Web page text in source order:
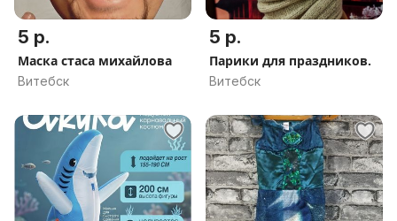
5 р.
Маска стаса михайлова
Витебск
5 р.
Парики для праздников.
Витебск